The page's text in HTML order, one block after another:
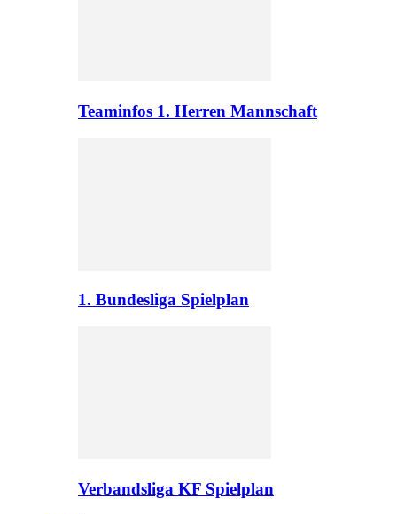
Teaminfos 1. Herren Mannschaft
1. Bundesliga Spielplan
Verbandsliga KF Spielplan